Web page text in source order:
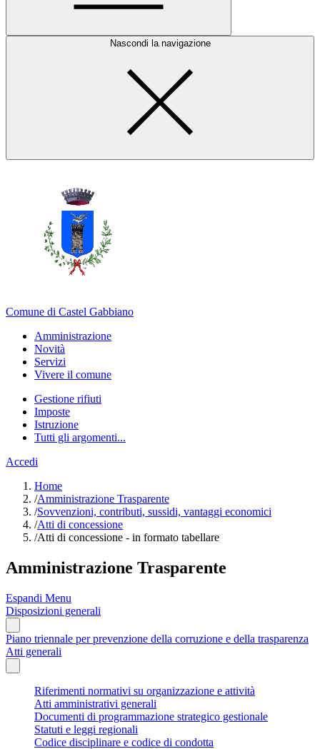
Nascondi la navigazione
Comune di Castel Gabbiano
Amministrazione
Novità
Servizi
Vivere il comune
Gestione rifiuti
Imposte
Istruzione
Tutti gli argomenti...
Accedi
Home
/Amministrazione Trasparente
/Sovvenzioni, contributi, sussidi, vantaggi economici
/Atti di concessione
/Atti di concessione - in formato tabellare
Amministrazione Trasparente
Espandi Menu
Disposizioni generali
Piano triennale per prevenzione della corruzione e della trasparenza
Atti generali
Riferimenti normativi su organizzazione e attività
Atti amministrativi generali
Documenti di programmazione strategico gestionale
Statuti e leggi regionali
Codice disciplinare e codice di condotta